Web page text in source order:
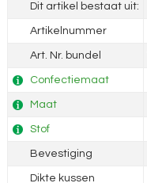
Dit artikel bestaat uit:
Artikelnummer
Art. Nr. bundel
Confectiemaat
Maat
Stof
Bevestiging
Dikte kussen